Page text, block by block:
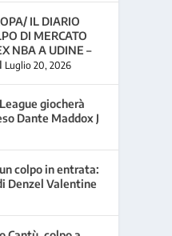
IL DIARIO
DI MERCATO
NBA A UDINE –
Luglio 20, 2026
giocherà
Dante Maddox J
colpo in entrata:
Denzel Valentine